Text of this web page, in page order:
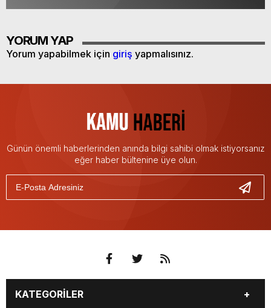
YORUM YAP
Yorum yapabilmek için giriş yapmalısınız.
Günün önemli haberlerinden anında bilgi sahibi olmak istiyorsanız
eğer haber bültenine üye olun.
KATEGORİLER